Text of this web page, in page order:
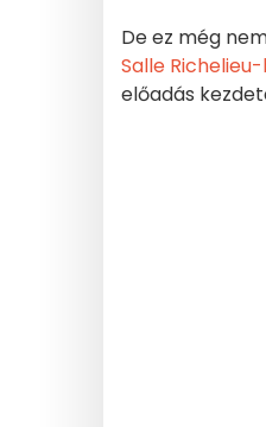
De ez még
Salle
előadás